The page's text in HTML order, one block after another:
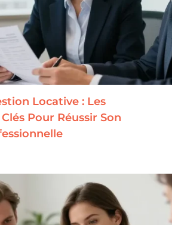
Locative : Les
Pour Réussir Son